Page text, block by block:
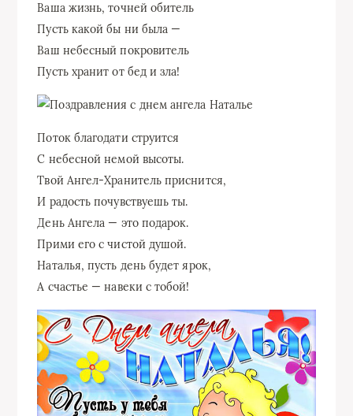
Ваша жизнь, точней обитель
Пусть какой бы ни была —
Ваш небесный покровитель
Пусть хранит от бед и зла!
Поток благодати струится
С небесной немой высоты.
Твой Ангел-Хранитель приснится,
И радость почувствуешь ты.
День Ангела — это подарок.
Прими его с чистой душой.
Наталья, пусть день будет ярок,
А счастье — навеки с тобой!